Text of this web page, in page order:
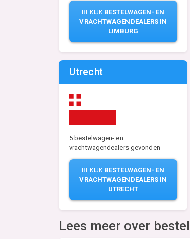
BEKIJK BESTELWAGEN- EN
VRACHTWAGENDEALERS IN
LIMBURG
Utrecht
5 bestelwagen- en
vrachtwagendealers gevonden
BEKIJK BESTELWAGEN- EN
VRACHTWAGENDEALERS IN
UTRECHT
Lees meer over